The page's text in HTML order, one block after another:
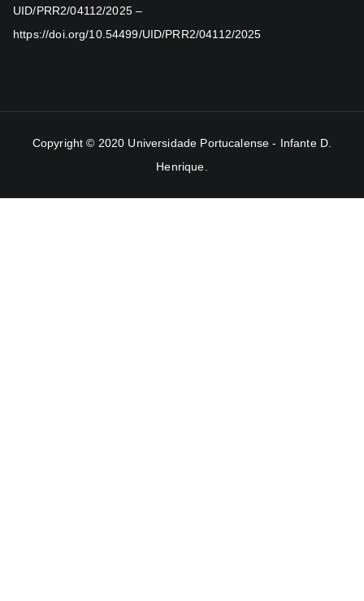
UID/PRR2/04112/2025 –
https://doi.org/10.54499/UID/PRR2/04112/2025
Copyright © 2020 Universidade Portucalense - Infante D.
Henrique